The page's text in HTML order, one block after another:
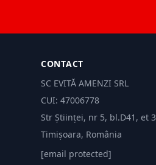
CONTACT
SC EVITĂ AMENZI SRL
CUI: 47006778
Str Științei, nr 5, bl.D41, et 3
Timișoara, România
[email protected]